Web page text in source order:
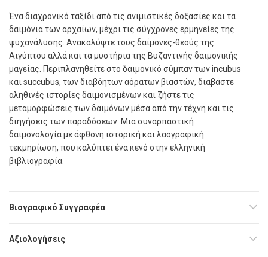
Ένα διαχρονικό ταξίδι από τις ανιμιστικές δοξασίες και τα
δαιμόνια των αρχαίων, μέχρι τις σύγχρονες ερμηνείες της
ψυχανάλυσης. Ανακαλύψτε τους δαίμονες-θεούς της
Αιγύπτου αλλά και τα μυστήρια της Βυζαντινής δαιμονικής
μαγείας. Περιπλανηθείτε στο δαιμονικό σύμπαν των incubus
και succubus, των διαβόητων αόρατων βιαστών, διαβάστε
αληθινές ιστορίες δαιμονισμένων και ζήστε τις
μεταμορφώσεις των δαιμόνων μέσα από την τέχνη και τις
διηγήσεις των παραδόσεων. Μια συναρπαστική
δαιμονολογία με άφθονη ιστορική και λαογραφική
τεκμηρίωση, που καλύπτει ένα κενό στην ελληνική
βιβλιογραφία.
Βιογραφικό Συγγραφέα
Αξιολογήσεις